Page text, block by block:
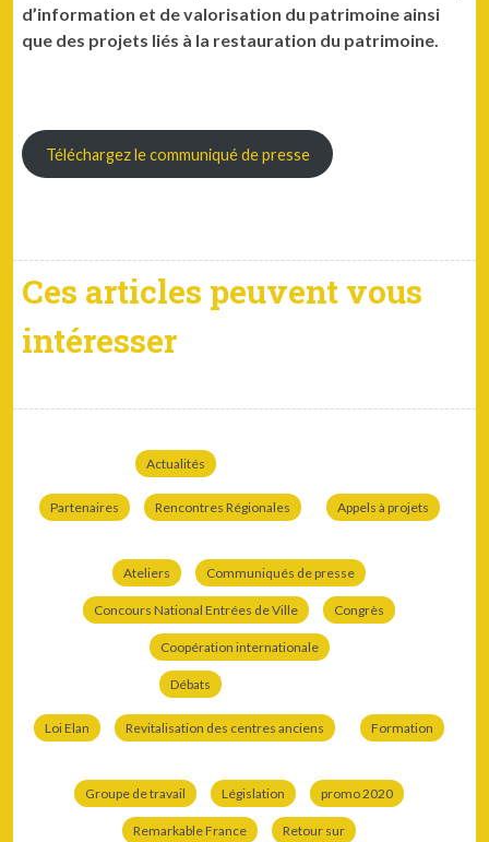
d’information et de valorisation du patrimoine ainsi
que des projets liés à la restauration du patrimoine.
Téléchargez le communiqué de presse
Ces articles peuvent vous
intéresser
Actualités
Partenaires Rencontres Régionales Appels à projets
Ateliers Communiqués de presse
Concours National Entrées de Ville Congrès
Coopération internationale
Débats
Loi Elan Revitalisation des centres anciens Formation
Groupe de travail Législation promo 2020
Remarkable France Retour sur